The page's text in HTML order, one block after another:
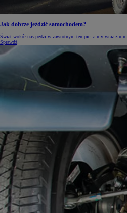
Od105 300 zł
Jak dobrze jeździć samochodem?
Świat wokół nas pędzi w zawrotnym tempie, a my wraz z nim.
Sprawdź